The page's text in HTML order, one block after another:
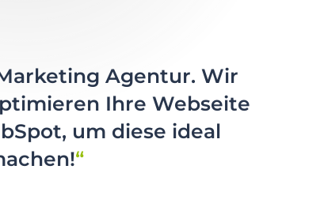
Agentur. Wir
Ihre Webseite
um diese ideal